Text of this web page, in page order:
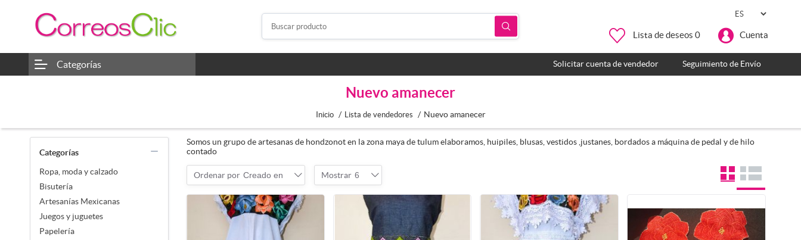
Lista de deseos 0 Cuenta
Categorías Solicitar cuenta de vendedor Seguimiento de Envío
Nuevo amanecer
Inicio / Lista de vendedores / Nuevo amanecer
Categorías
Ropa, moda y calzado
Bisutería
Artesanías Mexicanas
Juegos y juguetes
Papelería
Somos un grupo de artesanas de hondzonot en la zona maya de tulum elaboramos, huipiles, blusas, vestidos ,justanes, bordados a máquina de pedal y de hilo
contado
Ordenar por Creado en Mostrar 6